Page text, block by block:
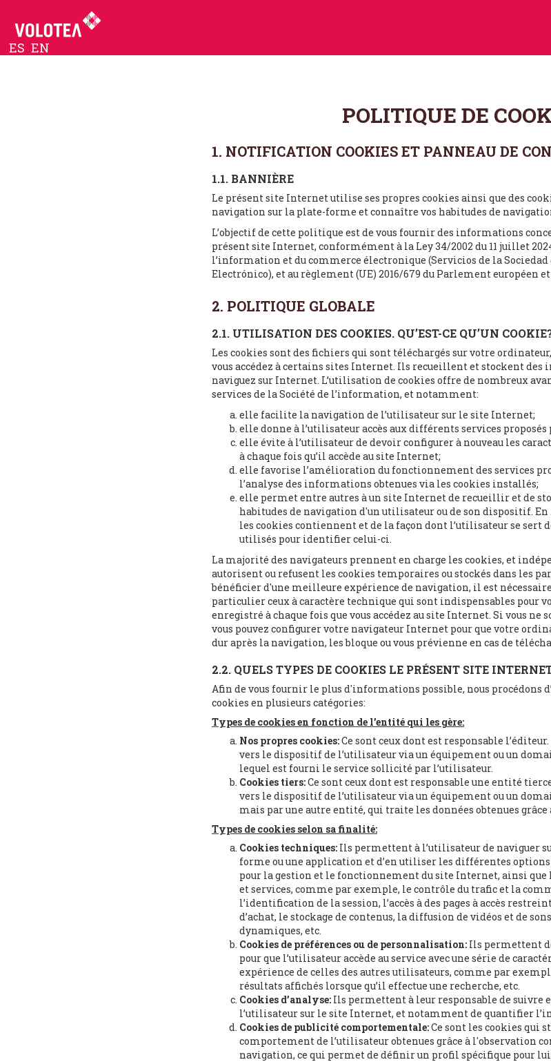
ES EN
POLITIQUE DE
1. NOTIFICATION COOKIES ET PANNEAU DE
1.1. BANNIÈRE
Le présent site Internet utilise ses propres cookies ainsi que des
navigation sur la plate-forme et connaître vos habitudes de
L’objectif de cette politique est de vous fournir des informations
présent site Internet, conformément à la Ley 34/2002 du 11 juillet
l’information et du commerce électronique (Servicios de la
Electrónico), et au règlement (UE) 2016/679 du Parlement européen
2. POLITIQUE GLOBALE
2.1. UTILISATION DES COOKIES. QU’EST-CE QU’UN
Les cookies sont des fichiers qui sont téléchargés sur votre
vous accédez à certains sites Internet. Ils recueillent et stockent des
naviguez sur Internet. L’utilisation de cookies offre de nombreux
services de la Société de l’information, et notamment:
elle facilite la navigation de l’utilisateur sur le site Internet;
elle donne à l’utilisateur accès aux différents services
elle évite à l’utilisateur de devoir configurer à nouveau les
à chaque fois qu’il accède au site Internet;
elle favorise l’amélioration du fonctionnement des services
l’analyse des informations obtenues via les cookies installés;
elle permet entre autres à un site Internet de recueillir et de
habitudes de navigation d'un utilisateur ou de son dispositif.
les cookies contiennent et de la façon dont l’utilisateur se sert
utilisés pour identifier celui-ci.
La majorité des navigateurs prennent en charge les cookies, et
autorisent ou refusent les cookies temporaires ou stockés dans les
bénéficier d'une meilleure expérience de navigation, il est
particulier ceux à caractère technique qui sont indispensables pour
enregistré à chaque fois que vous accédez au site Internet. Si vous ne
vous pouvez configurer votre navigateur Internet pour que votre
dur après la navigation, les bloque ou vous prévienne en cas de
2.2. QUELS TYPES DE COOKIES LE PRÉSENT SITE
Afin de vous fournir le plus d'informations possible, nous procédons
cookies en plusieurs catégories:
Types de cookies en fonction de l’entité qui les gère:
Nos propres cookies:Ce sont ceux dont est responsable
vers le dispositif de l’utilisateur via un équipement ou un
lequel est fourni le service sollicité par l’utilisateur.
Cookies tiers:Ce sont ceux dont est responsable une entité
vers le dispositif de l’utilisateur via un équipement ou un
mais par une autre entité, qui traite les données obtenues grâce
Types de cookies selon sa finalité:
Cookies techniques: Ils permettent à l’utilisateur de naviguer
forme ou une application et d’en utiliser les différentes
pour la gestion et le fonctionnement du site Internet, ainsi que
et services, comme par exemple, le contrôle du trafic et la
l’identification de la session, l’accès à des pages à accès
d’achat, le stockage de contenus, la diffusion de vidéos et de
dynamiques, etc.
Cookies de préférences ou de personnalisation: Ils permettent
pour que l’utilisateur accède au service avec une série de
expérience de celles des autres utilisateurs, comme par
résultats affichés lorsque qu’il effectue une recherche, etc.
Cookies d’analyse: Ils permettent à leur responsable de suivre
l’utilisateur sur le site Internet, et notamment de quantifier
Cookies de publicité comportementale:Ce sont les cookies qui
comportement de l’utilisateur obtenues grâce à l'observation
navigation, ce qui permet de définir un profil spécifique pour